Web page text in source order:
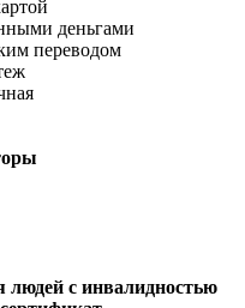
деньгами
переводом
людей с инвалидностью